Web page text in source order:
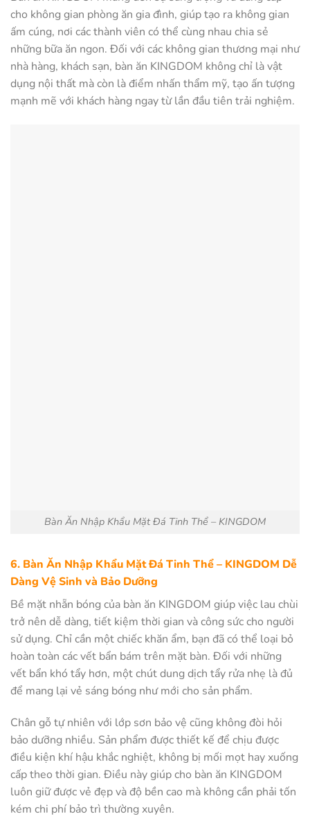
cho không gian phòng ăn gia đình, giúp tạo ra không gian
ấm cúng, nơi các thành viên có thể cùng nhau chia sẻ
những bữa ăn ngon. Đối với các không gian thương mại như
nhà hàng, khách sạn, bàn ăn KINGDOM không chỉ là vật
dụng nội thất mà còn là điểm nhấn thẩm mỹ, tạo ấn tượng
mạnh mẽ với khách hàng ngay từ lần đầu tiên trải nghiệm.
Bàn Ăn Nhập Khẩu Mặt Đá Tinh Thể – KINGDOM
6. Bàn Ăn Nhập Khẩu Mặt Đá Tinh Thể – KINGDOM Dễ
Dàng Vệ Sinh và Bảo Dưỡng
Bề mặt nhẵn bóng của bàn ăn KINGDOM giúp việc lau chùi
trở nên dễ dàng, tiết kiệm thời gian và công sức cho người
sử dụng. Chỉ cần một chiếc khăn ẩm, bạn đã có thể loại bỏ
hoàn toàn các vết bẩn bám trên mặt bàn. Đối với những
vết bẩn khó tẩy hơn, một chút dung dịch tẩy rửa nhẹ là đủ
để mang lại vẻ sáng bóng như mới cho sản phẩm.
Chân gỗ tự nhiên với lớp sơn bảo vệ cũng không đòi hỏi
bảo dưỡng nhiều. Sản phẩm được thiết kế để chịu được
điều kiện khí hậu khắc nghiệt, không bị mối mọt hay xuống
cấp theo thời gian. Điều này giúp cho bàn ăn KINGDOM
luôn giữ được vẻ đẹp và độ bền cao mà không cần phải tốn
kém chi phí bảo trì thường xuyên.